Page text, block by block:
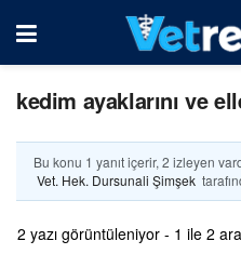
kedim ayaklarını ve
Bu konu 1 yanıt içerir, 2 izleyen
Vet. Hek. Dursunali Şimşek
2 yazı görüntüleniyor - 1 ile 2